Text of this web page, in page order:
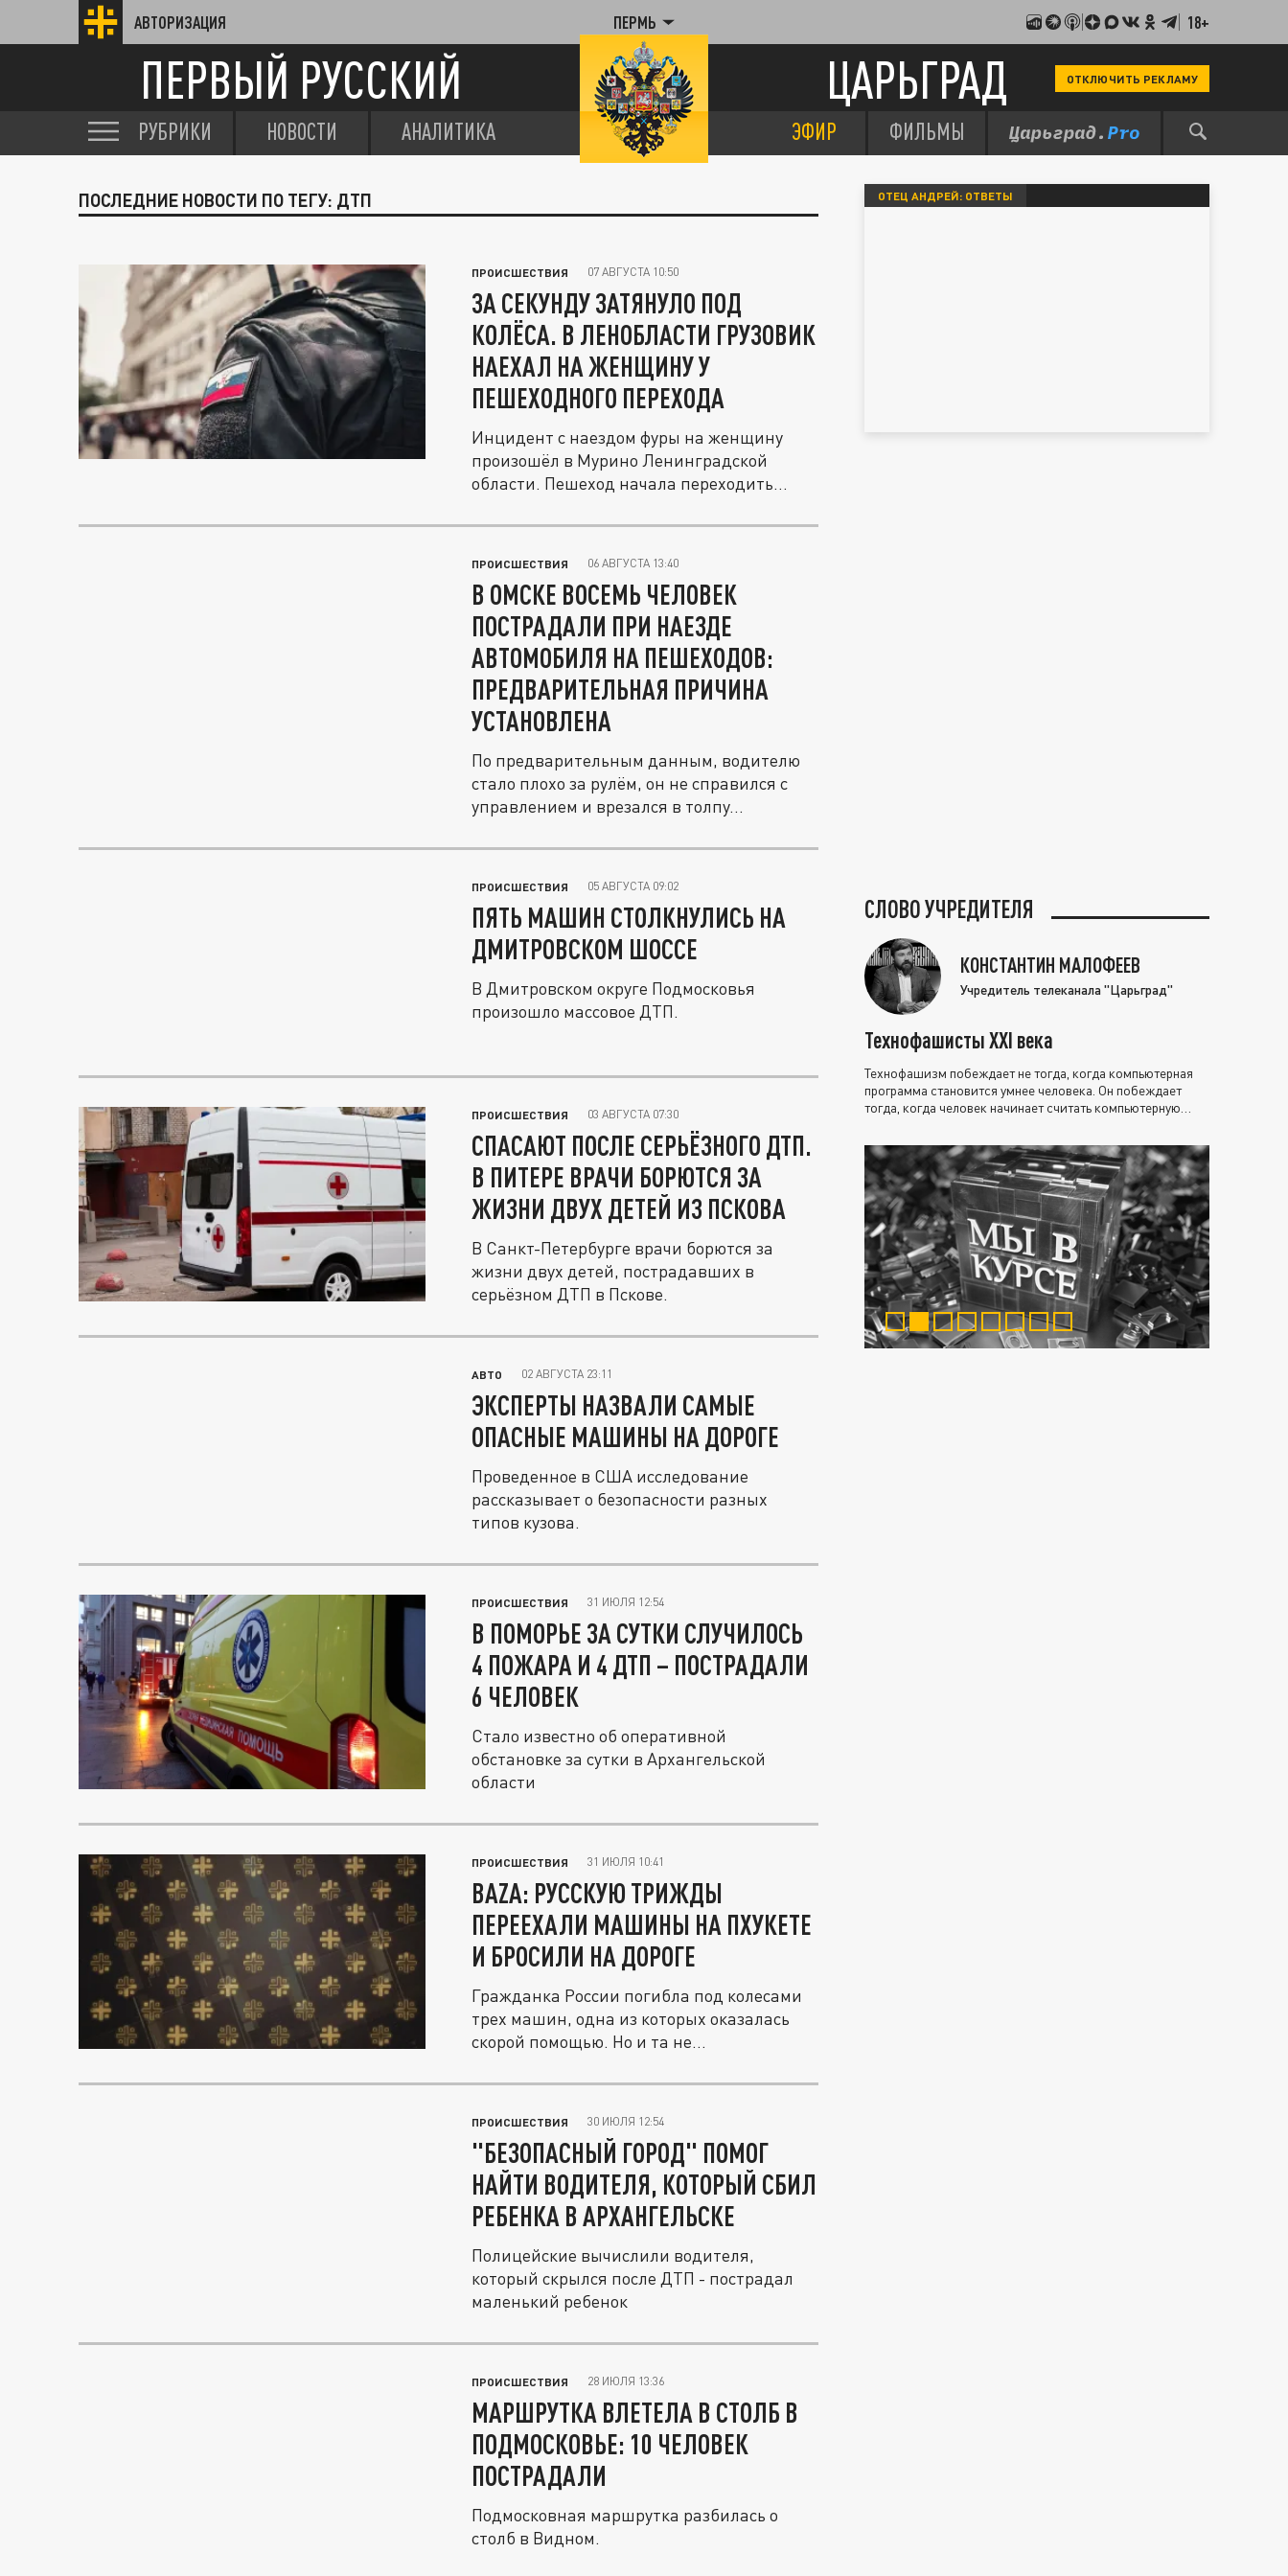
АВТОРИЗАЦИЯ ПЕРМЬ 18+
ПЕРВЫЙ РУССКИЙ ЦАРЬГРАД ОТКЛЮЧИТЬ РЕКЛАМУ
РУБРИКИ НОВОСТИ АНАЛИТИКА ЭФИР ФИЛЬМЫ
ПОСЛЕДНИЕ НОВОСТИ ПО ТЕГУ: ДТП
ПРОИСШЕСТВИЯ 07 АВГУСТА 10:50
ЗА СЕКУНДУ ЗАТЯНУЛО ПОД
КОЛЁСА. В ЛЕНОБЛАСТИ ГРУЗОВИК
НАЕХАЛ НА ЖЕНЩИНУ У
ПЕШЕХОДНОГО ПЕРЕХОДА
Инцидент с наездом фуры на женщину
произошёл в Мурино Ленинградской
области. Пешеход начала переходить
ПРОИСШЕСТВИЯ 06 АВГУСТА 13:40
В ОМСКЕ ВОСЕМЬ ЧЕЛОВЕК
ПОСТРАДАЛИ ПРИ НАЕЗДЕ
АВТОМОБИЛЯ НА ПЕШЕХОДОВ:
ПРЕДВАРИТЕЛЬНАЯ ПРИЧИНА
УСТАНОВЛЕНА
По предварительным данным, водителю
стало плохо за рулём, он не справился с
управлением и врезался в толпу...
ПРОИСШЕСТВИЯ 05 АВГУСТА 09:02
ПЯТЬ МАШИН СТОЛКНУЛИСЬ НА
ДМИТРОВСКОМ ШОССЕ
В Дмитровском округе Подмосковья
произошло массовое ДТП.
ПРОИСШЕСТВИЯ 03 АВГУСТА 07:30
СПАСАЮТ ПОСЛЕ СЕРЬЁЗНОГО ДТП.
В ПИТЕРЕ ВРАЧИ БОРЮТСЯ ЗА
ЖИЗНИ ДВУХ ДЕТЕЙ ИЗ ПСКОВА
В Санкт-Петербурге врачи борются за
жизни двух детей, пострадавших в
серьёзном ДТП в Пскове.
АВТО 02 АВГУСТА 23:11
ЭКСПЕРТЫ НАЗВАЛИ САМЫЕ
ОПАСНЫЕ МАШИНЫ НА ДОРОГЕ
Проведенное в США исследование
рассказывает о безопасности разных
типов кузова.
ПРОИСШЕСТВИЯ 31 ИЮЛЯ 12:54
В ПОМОРЬЕ ЗА СУТКИ СЛУЧИЛОСЬ
4 ПОЖАРА И 4 ДТП – ПОСТРАДАЛИ
6 ЧЕЛОВЕК
Стало известно об оперативной
обстановке за сутки в Архангельской
области
ПРОИСШЕСТВИЯ 31 ИЮЛЯ 10:41
BAZA: РУССКУЮ ТРИЖДЫ
ПЕРЕЕХАЛИ МАШИНЫ НА ПХУКЕТЕ
И БРОСИЛИ НА ДОРОГЕ
Гражданка России погибла под колесами
трех машин, одна из которых оказалась
скорой помощью. Но и та не...
ПРОИСШЕСТВИЯ 30 ИЮЛЯ 12:54
"БЕЗОПАСНЫЙ ГОРОД" ПОМОГ
НАЙТИ ВОДИТЕЛЯ, КОТОРЫЙ СБИЛ
РЕБЕНКА В АРХАНГЕЛЬСКЕ
Полицейские вычислили водителя,
который скрылся после ДТП - пострадал
маленький ребенок
ПРОИСШЕСТВИЯ 28 ИЮЛЯ 13:36
МАРШРУТКА ВЛЕТЕЛА В СТОЛБ В
ПОДМОСКОВЬЕ: 10 ЧЕЛОВЕК
ПОСТРАДАЛИ
Подмосковная маршрутка разбилась о
столб в Видном.
ОТЕЦ АНДРЕЙ: ОТВЕТЫ
СЛОВО УЧРЕДИТЕЛЯ
КОНСТАНТИН МАЛОФЕЕВ
Учредитель телеканала "Царьград"
Технофашисты XXI века
Технофашизм побеждает не тогда, когда компьютерная
программа становится умнее человека. Он побеждает
тогда, когда человек начинает считать компьютерную